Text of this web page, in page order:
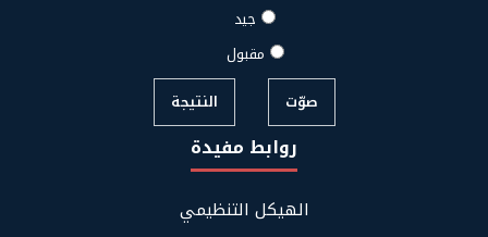
جيد
مقبول
صوّت
النتيجة
روابط مفيدة
الهيكل التنظيمي